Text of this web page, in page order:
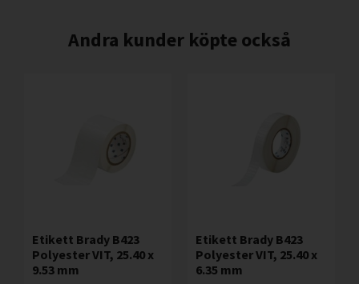
Andra kunder köpte också
Etikett Brady B423
Polyester VIT, 25.40 x
9.53 mm
Etikett Brady B423
Polyester VIT, 25.40 x
6.35 mm